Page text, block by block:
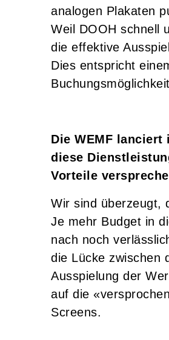
analogen Plakaten
Weil DOOH schnell
die effektive
Dies entspricht
Die WEMF
diese
Vorteile
Wir sind überzeugt,
Je mehr Budget in
nach noch
die Lücke zwischen
Ausspielung der
auf die
Screens.